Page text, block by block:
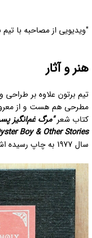
"ویدیویی از مصاحبه با تیم
هنر و آثار
تیم برتون علاوه بر
مطرحی هم هست و از
کتاب شعر
Boy & Other Stories)
سال 1977 به چاپ رسیده اشاره کرد.